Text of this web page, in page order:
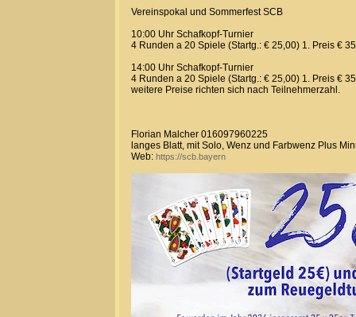
Vereinspokal und Sommerfest SCB
10:00 Uhr Schafkopf-Turnier
4 Runden a 20 Spiele (Startg.: € 25,00) 1. Preis €
14:00 Uhr Schafkopf-Turnier
4 Runden a 20 Spiele (Startg.: € 25,00) 1. Preis €
weitere Preise richten sich nach Teilnehmerzahl.
Florian Malcher 016097960225
langes Blatt, mit Solo, Wenz und Farbwenz Plus
Web: https://scb.bayern